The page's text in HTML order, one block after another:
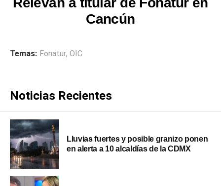
Cancún
Temas: Fonatur, OIC
Noticias Recientes
Lluvias fuertes y posible granizo ponen
en alerta a 10 alcaldías de la CDMX